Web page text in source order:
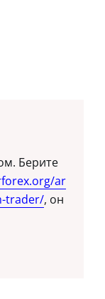
Берите
ar
trader/, он